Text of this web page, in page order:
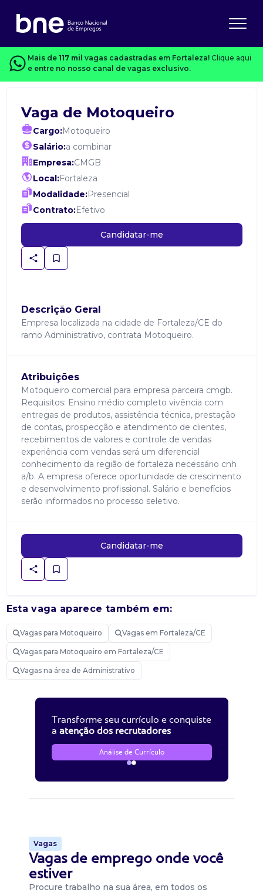
Mais de 117 mil vagas cadastradas em Fortaleza! Clique aqui
e entre no nosso canal de vagas exclusivo.
Vaga de Motoqueiro
Cargo:Motoqueiro
Salário:a combinar
Empresa:CMGB
Local:Fortaleza
Modalidade:Presencial
Contrato:Efetivo
Candidatar-me
Descrição Geral
Empresa localizada na cidade de Fortaleza/CE do
ramo Administrativo, contrata Motoqueiro.
Atribuições
Motoqueiro comercial para empresa parceira cmgb.
Requisitos: Ensino médio completo vivência com
entregas de produtos, assistência técnica, prestação
de contas, prospecção e atendimento de clientes,
recebimentos de valores e controle de vendas
experiência com vendas será um diferencial
conhecimento da região de fortaleza necessário cnh
a/b. A empresa oferece oportunidade de crescimento
e desenvolvimento profissional. Salário e benefícios
serão informados no processo seletivo.
Candidatar-me
Esta vaga aparece também em:
Vagas para Motoqueiro Vagas em Fortaleza/CE
Vagas para Motoqueiro em Fortaleza/CE
Vagas na área de Administrativo
Transforme seu currículo e conquiste
a atenção dos recrutadores
Análise de Currículo
Vagas
Vagas de emprego onde você
estiver
Procure trabalho na sua área, em todos os